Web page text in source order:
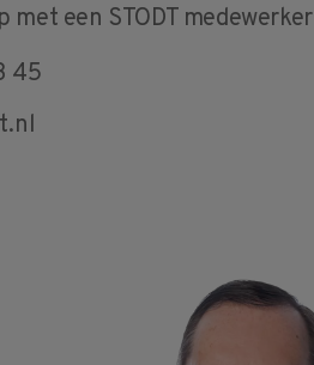
met een STODT medewerker
45